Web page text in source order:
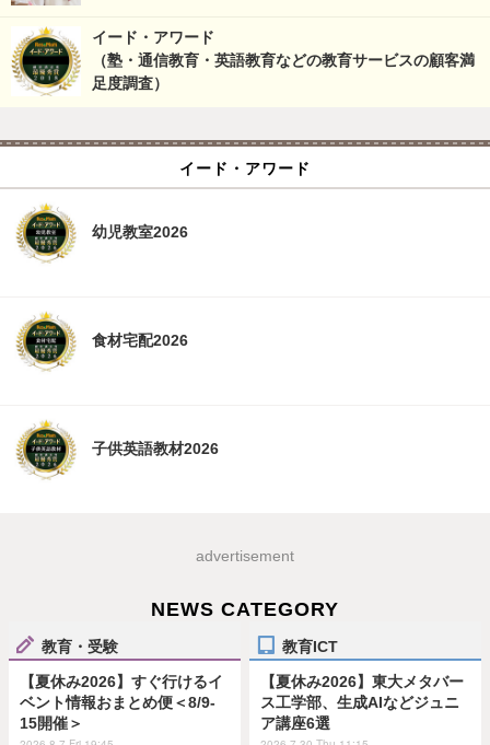
イード・アワード
（塾・通信教育・英語教育などの教育サービスの顧客満
足度調査）
イード・アワード
幼児教室2026
食材宅配2026
子供英語教材2026
advertisement
NEWS CATEGORY
教育・受験
【夏休み2026】すぐ行けるイ
ベント情報おまとめ便＜8/9-
15開催＞
教育ICT
【夏休み2026】東大メタバー
ス工学部、生成AIなどジュニ
ア講座6選